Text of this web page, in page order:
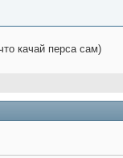
качай перса сам)